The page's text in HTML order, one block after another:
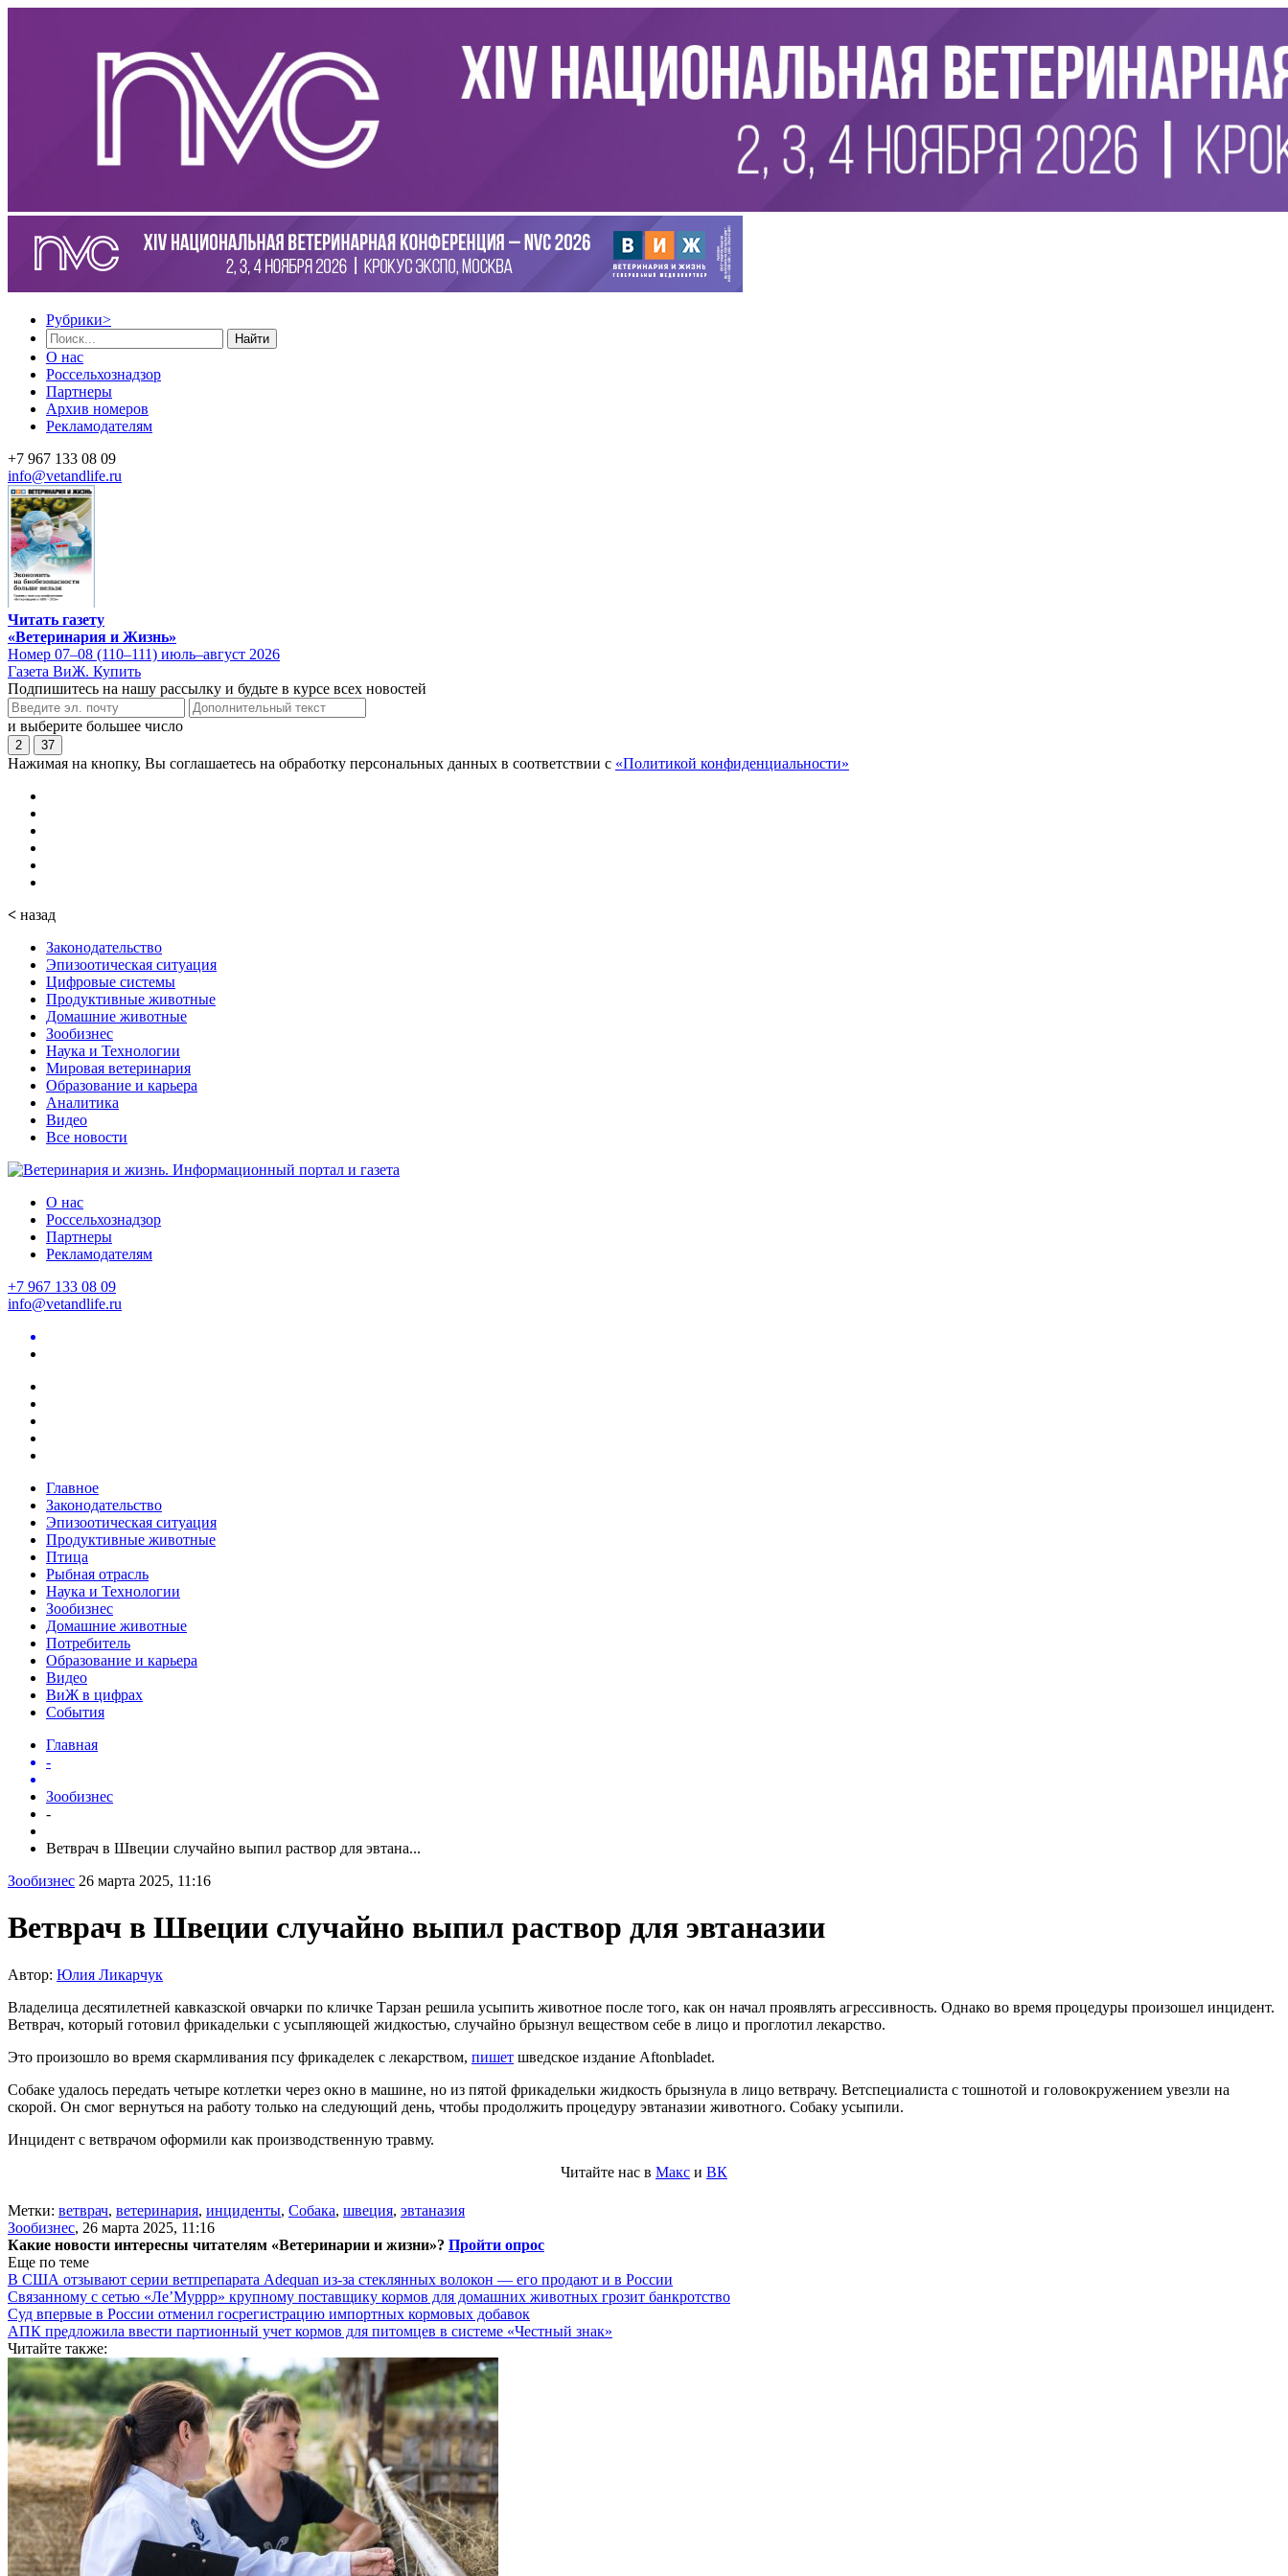
Рубрики>
Найти
О нас
Россельхознадзор
Партнеры
Архив номеров
Рекламодателям
+7 967 133 08 09
info@vetandlife.ru
Читать газету
«Ветеринария и Жизнь»
Номер 07–08 (110–111) июль–август 2026
Газета ВиЖ. Купить
Подпишитесь на нашу рассылку и будьте в курсе всех новостей
и выберите большее число
2 37
Нажимая на кнопку, Вы соглашаетесь на обработку персональных данных в соответствии с «Политикой конфиденциальности»
< назад
Законодательство
Эпизоотическая ситуация
Цифровые системы
Продуктивные животные
Домашние животные
Зообизнес
Наука и Технологии
Мировая ветеринария
Образование и карьера
Аналитика
Видео
Все новости
О нас
Россельхознадзор
Партнеры
Рекламодателям
+7 967 133 08 09
info@vetandlife.ru
Главное
Законодательство
Эпизоотическая ситуация
Продуктивные животные
Птица
Рыбная отрасль
Наука и Технологии
Зообизнес
Домашние животные
Потребитель
Образование и карьера
Видео
ВиЖ в цифрах
События
Главная
-
Зообизнес
-
Ветврач в Швеции случайно выпил раствор для эвтана...
Зообизнес 26 марта 2025, 11:16
Ветврач в Швеции случайно выпил раствор для эвтаназии
Автор: Юлия Ликарчук
Владелица десятилетней кавказской овчарки по кличке Тарзан решила усыпить животное после того, как он начал проявлять агрессивность. Однако во время процедуры произошел инцидент.
Ветврач, который готовил фрикадельки с усыпляющей жидкостью, случайно брызнул веществом себе в лицо и проглотил лекарство.
Это произошло во время скармливания псу фрикаделек с лекарством, пишет шведское издание Аftonbladet.
Собаке удалось передать четыре котлетки через окно в машине, но из пятой фрикадельки жидкость брызнула в лицо ветврачу. Ветспециалиста с тошнотой и головокружением увезли на
скорой. Он смог вернуться на работу только на следующий день, чтобы продолжить процедуру эвтаназии животного. Собаку усыпили.
Инцидент с ветврачом оформили как производственную травму.
Читайте нас в Макс и ВК
Метки: ветврач, ветеринария, инциденты, Собака, швеция, эвтаназия
Зообизнес, 26 марта 2025, 11:16
Какие новости интересны читателям «Ветеринарии и жизни»? Пройти опрос
Еще по теме
В США отзывают серии ветпрепарата Adequan из-за стеклянных волокон — его продают и в России
Связанному с сетью «Ле’Муррр» крупному поставщику кормов для домашних животных грозит банкротство
Суд впервые в России отменил госрегистрацию импортных кормовых добавок
АПК предложила ввести партионный учет кормов для питомцев в системе «Честный знак»
Читайте также: